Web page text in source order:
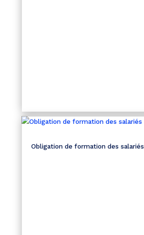
Obligation de formation des salariés